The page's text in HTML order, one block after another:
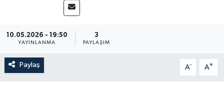
10.05.2026 - 19:50
YAYINLANMA
3
PAYLAŞIM
Paylaş A- A+